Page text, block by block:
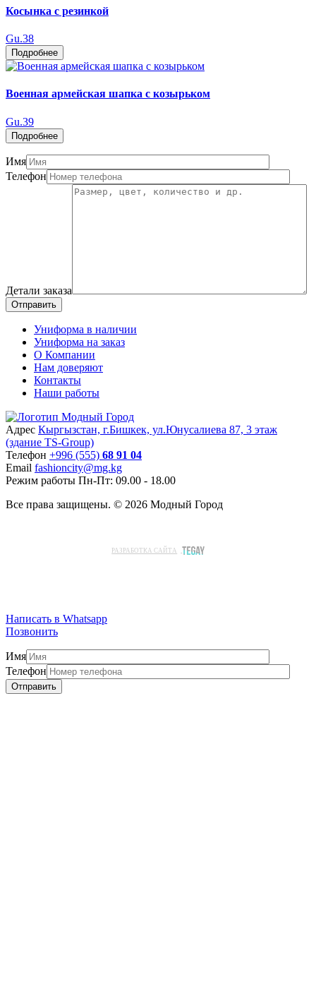
Косынка с резинкой
Gu.38
Подробнее
Военная армейская шапка с козырьком
Gu.39
Подробнее
Имя
Телефон
Детали заказа
Отправить
Униформа в наличии
Униформа на заказ
О Компании
Нам доверяют
Контакты
Наши работы
Адрес Кыргызстан, г.Бишкек, ул.Юнусалиева 87, 3 этаж
(здание TS-Group)
Teлефон +996 (555) 68 91 04
Email fashioncity@mg.kg
Режим работы Пн-Пт: 09.00 - 18.00
Все права защищены. © 2026 Модный Город
РАЗРАБОТКА САЙТА
Написать в Whatsapp
Позвонить
Имя
Телефон
Отправить